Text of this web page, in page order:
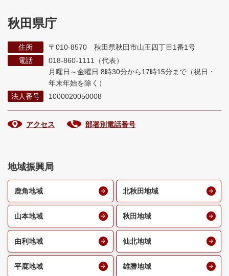
秋田県庁
住所
〒010-8570 秋田県秋田市山王四丁目1番1号
電話
018-860-1111（代表）
月曜日～金曜日 8時30分から17時15分まで （祝日・
年末年始を除く）
法人番号
1000020050008
アクセス 部署別電話番号
地域振興局
鹿角地域 北秋田地域
山本地域 秋田地域
由利地域 仙北地域
平鹿地域 雄勝地域